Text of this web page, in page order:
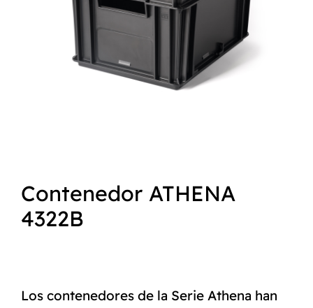
NORMAS ISO
CATÁLOGO
Contenedor ATHENA
4322B
Los contenedores de la Serie Athena han